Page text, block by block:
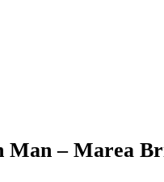
Man – Marea